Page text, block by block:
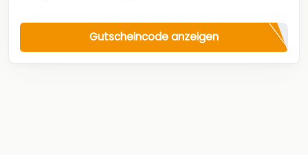
Gutscheincode anzeigen